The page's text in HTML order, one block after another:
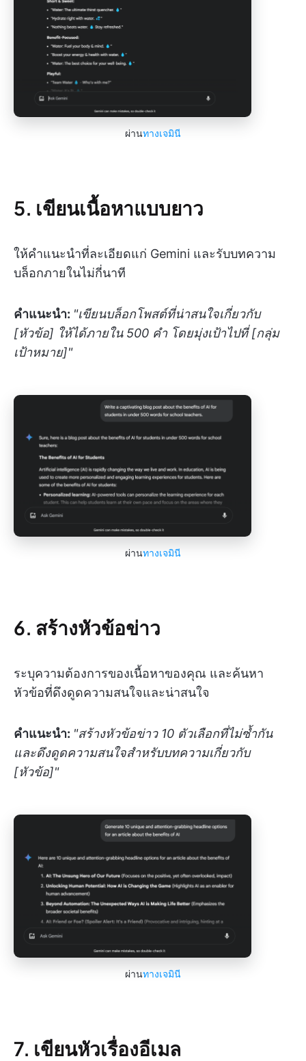
ผ่านทางเจมินี
5. เขียนเนื้อหาแบบยาว
ให้คำแนะนำที่ละเอียดแก่ Gemini และรับบทความ
บล็อกภายในไม่กี่นาที
คำแนะนำ: "เขียนบล็อกโพสต์ที่น่าสนใจเกี่ยวกับ
[หัวข้อ] ให้ได้ภายใน 500 คำ โดยมุ่งเป้าไปที่ [กลุ่ม
เป้าหมาย]"
ผ่านทางเจมินี
6. สร้างหัวข้อข่าว
ระบุความต้องการของเนื้อหาของคุณ และค้นหา
หัวข้อที่ดึงดูดความสนใจและน่าสนใจ
คำแนะนำ: "สร้างหัวข้อข่าว 10 ตัวเลือกที่ไม่ซ้ำกัน
และดึงดูดความสนใจสำหรับบทความเกี่ยวกับ
[หัวข้อ]"
ผ่านทางเจมินี
7. เขียนหัวเรื่องอีเมล